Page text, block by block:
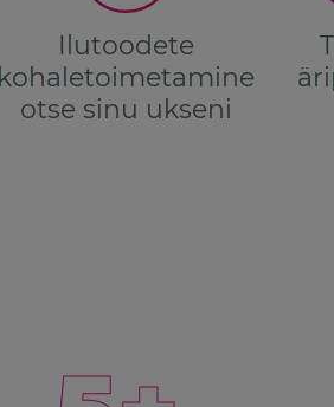
Ilutoodete
kohaletoimetamine
otse sinu ukseni